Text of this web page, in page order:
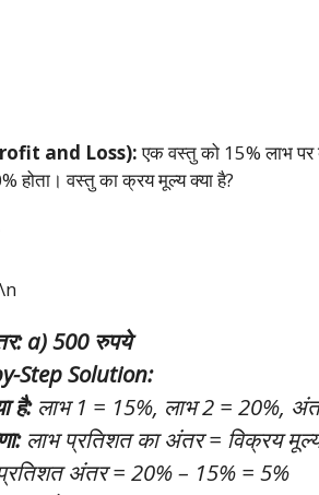
and Loss):एक वस्तु को 15% लाभ
होता। वस्तु का क्रय मूल्य क्या है?
a) 500 रुपये
Step Solution:
है:लाभ 1 = 15%, लाभ 2 = 20%,
लाभ प्रतिशत का अंतर = विक्रय
अंतर = 20% – 15% = 5%